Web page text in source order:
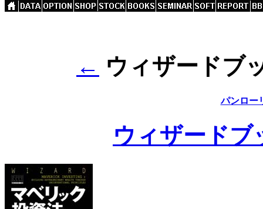
← ウィザードブ
パンロー
ウィザードブ